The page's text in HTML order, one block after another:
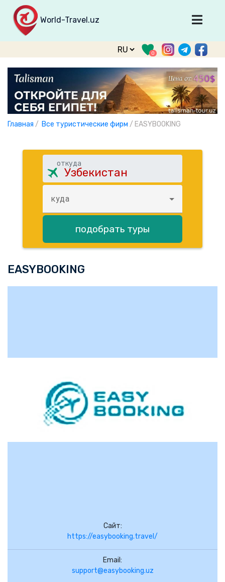
World-Travel.uz
Главная
Направления
Туры
Тур. фирмы
Табло прилета
О проекте
Войти
Зарегистрироваться
support@world-travel.uz
0
Главная / Все туристические фирм / EASYBOOKING
откуда
куда
подобрать туры
EASYBOOKING
Сайт:
https://easybooking.travel/
Email:
support@easybooking.uz